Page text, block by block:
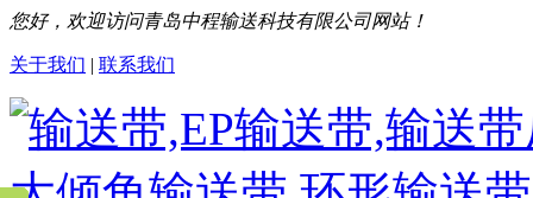
您好，欢迎访问青岛中程输送科技有限公司网站！
关于我们 | 联系我们